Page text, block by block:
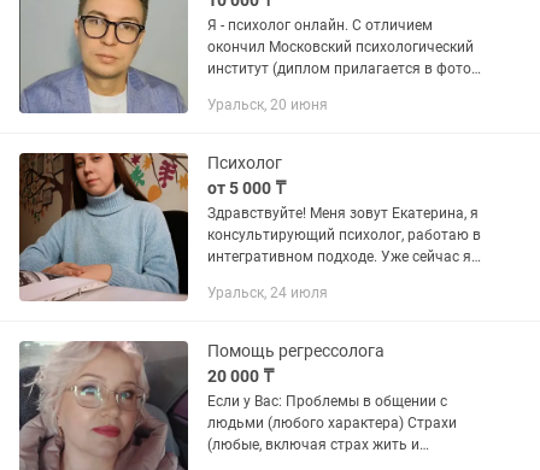
Я - психолог онлайн. С отличием
окончил Московский психологический
институт (диплом прилагается в фото)
22:00. Удобно для тех кто не может в
Уральск, 20 июня
Психолог
от 5 000 ₸
Здравствуйте! Меня зовут Екатерина, я
консультирующий психолог, работаю в
интегративном подходе. Уже сейчас я
себя, разобраться в чувствах и найти
Уральск, 24 июля
Помощь регрессолога
20 000 ₸
Если у Вас: Проблемы в общении с
людьми (любого характера) Страхи
(любые, включая страх жить и